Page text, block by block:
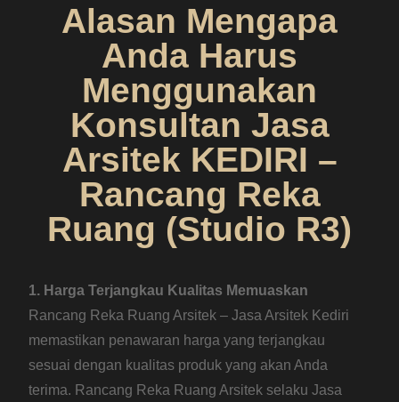
Alasan Mengapa
Anda Harus
Menggunakan
Konsultan Jasa
Arsitek KEDIRI –
Rancang Reka
Ruang (Studio R3)
1. Harga Terjangkau Kualitas Memuaskan
Rancang Reka Ruang Arsitek – Jasa Arsitek Kediri
memastikan penawaran harga yang terjangkau
sesuai dengan kualitas produk yang akan Anda
terima. Rancang Reka Ruang Arsitek selaku Jasa